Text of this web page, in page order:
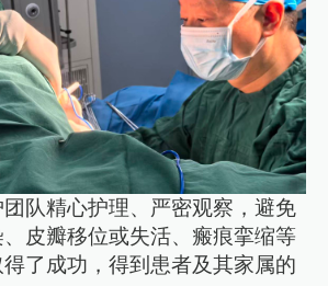
队精心护理、严密观察，避免
皮瓣移位或失活、瘢痕挛缩等
了成功，得到患者及其家属的